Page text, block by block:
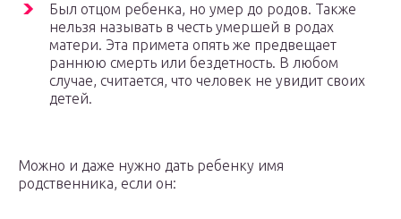
Был отцом ребенка, но умер до родов. Также
нельзя называть в честь умершей в родах
матери. Эта примета опять же предвещает
раннюю смерть или бездетность. В любом
случае, считается, что человек не увидит своих
детей.
Можно и даже нужно дать ребенку имя
родственника, если он: